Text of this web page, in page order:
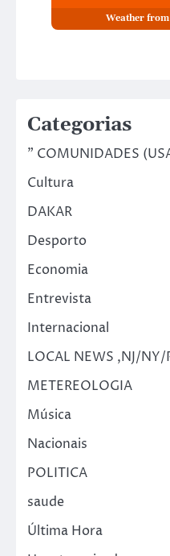
Weather
Categorias
" COMUNIDADES
Cultura
DAKAR
Desporto
Economia
Entrevista
Internacional
LOCAL NEWS ,NJ/
METEREOLOGIA
Música
Nacionais
POLITICA
saude
Última Hora